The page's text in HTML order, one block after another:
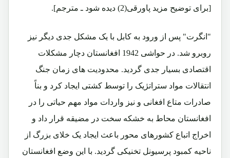
[برای توضیح مزید پاورقی(2) دیده شود ـ مترجم].
"انگرت" پس از ورود به کابل با یک مشکل جدی دیگر نیز
روبرو شد. در حواشی 1942 افغانستان دچار مشکلات
اقتصادی بسیار جدی گردید. محدودیت های زمان جنگ
انتقالات مواد ستراتژیک را توسط کشتی ایجاد کرد و بناً
صادرات متاع افغانی و نیز واردات مواد مهم حیاتی را در
افغانستان محاط به خشکه سخت در مضیقه قرار داد و
اخراج اتباع کشورهای محور باعث ایجاد یک خلای بزرگ از
ناحیه کمبود پرسیونل تخنیکی گردید. با این وضع افغانستان